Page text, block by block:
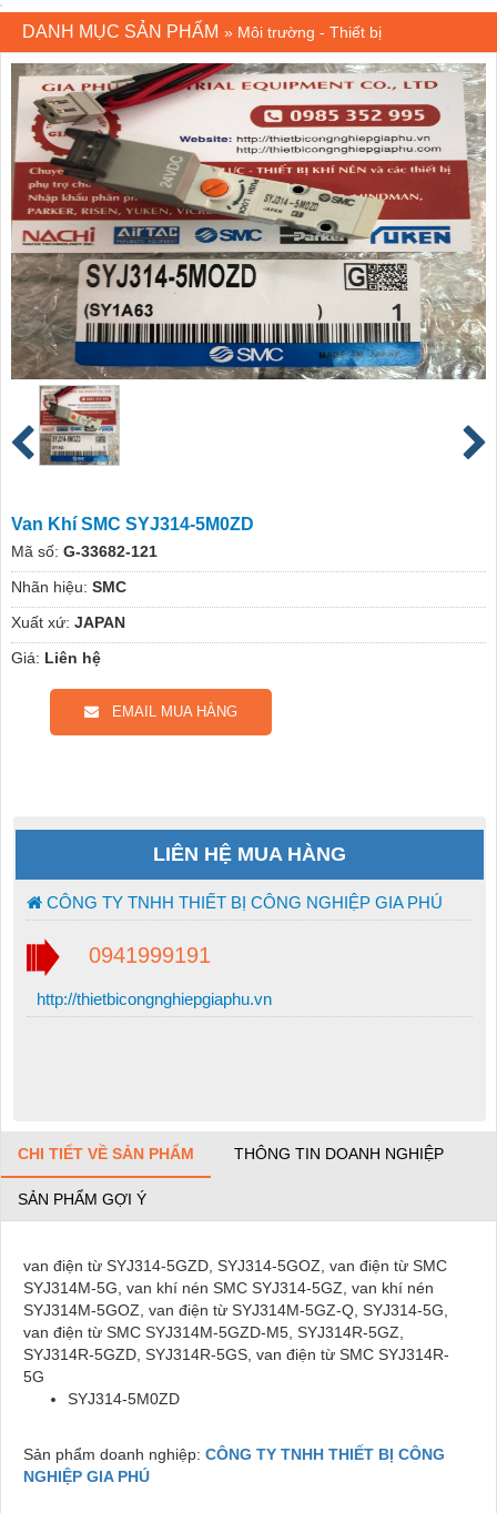
DANH MỤC SẢN PHẨM » Môi trường - Thiết bị
Van Khí SMC SYJ314-5M0ZD
Mã số: G-33682-121
Nhãn hiệu: SMC
Xuất xứ: JAPAN
Giá: Liên hệ
EMAIL MUA HÀNG
LIÊN HỆ MUA HÀNG
CÔNG TY TNHH THIẾT BỊ CÔNG NGHIỆP GIA PHÚ
0941999191
http://thietbicongnghiepgiaphu.vn
CHI TIẾT VỀ SẢN PHẨM THÔNG TIN DOANH NGHIỆP
SẢN PHẨM GỢI Ý
van điện từ SYJ314-5GZD, SYJ314-5GOZ, van điện từ SMC
SYJ314M-5G, van khí nén SMC SYJ314-5GZ, van khí nén
SYJ314M-5GOZ, van điện từ SYJ314M-5GZ-Q, SYJ314-5G,
van điện từ SMC SYJ314M-5GZD-M5, SYJ314R-5GZ,
SYJ314R-5GZD, SYJ314R-5GS, van điện từ SMC SYJ314R-
5G
SYJ314-5M0ZD
Sản phẩm doanh nghiệp: CÔNG TY TNHH THIẾT BỊ CÔNG
NGHIỆP GIA PHÚ